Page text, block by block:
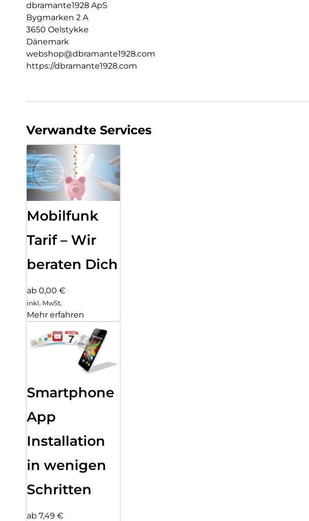
dbramante1928 ApS
Bygmarken 2 A
3650 Oelstykke
Dänemark
webshop@dbramante1928.com
https://dbramante1928.com
Verwandte Services
Mobilfunk
Tarif – Wir
beraten Dich
ab 0,00 €
inkl. MwSt.
Mehr erfahren
Smartphone
App
Installation
in wenigen
Schritten
ab 7,49 €